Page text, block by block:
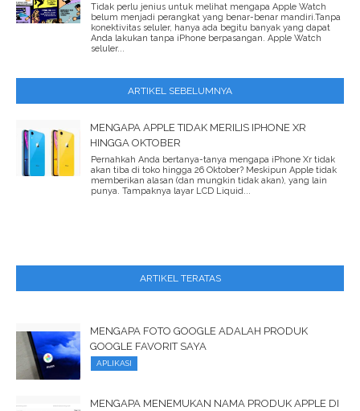
Tidak perlu jenius untuk melihat mengapa Apple Watch
belum menjadi perangkat yang benar-benar mandiri.Tanpa
konektivitas seluler, hanya ada begitu banyak yang dapat
Anda lakukan tanpa iPhone berpasangan. Apple Watch
seluler...
ARTIKEL SEBELUMNYA
MENGAPA APPLE TIDAK MERILIS IPHONE XR
HINGGA OKTOBER
Pernahkah Anda bertanya-tanya mengapa iPhone Xr tidak
akan tiba di toko hingga 26 Oktober? Meskipun Apple tidak
memberikan alasan (dan mungkin tidak akan), yang lain
punya. Tampaknya layar LCD Liquid...
ARTIKEL TERATAS
MENGAPA FOTO GOOGLE ADALAH PRODUK
GOOGLE FAVORIT SAYA
APLIKASI
MENGAPA MENEMUKAN NAMA PRODUK APPLE DI